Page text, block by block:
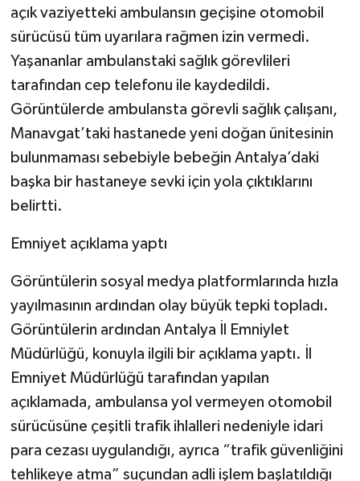
açık vaziyetteki ambulansın geçişine otomobil
sürücüsü tüm uyarılara rağmen izin vermedi.
Yaşananlar ambulanstaki sağlık görevlileri
tarafından cep telefonu ile kaydedildi.
Görüntülerde ambulansta görevli sağlık çalışanı,
Manavgat’taki hastanede yeni doğan ünitesinin
bulunmaması sebebiyle bebeğin Antalya’daki
başka bir hastaneye sevki için yola çıktıklarını
belirtti.
Emniyet açıklama yaptı
Görüntülerin sosyal medya platformlarında hızla
yayılmasının ardından olay büyük tepki topladı.
Görüntülerin ardından Antalya İl Emniylet
Müdürlüğü, konuyla ilgili bir açıklama yaptı. İl
Emniyet Müdürlüğü tarafından yapılan
açıklamada, ambulansa yol vermeyen otomobil
sürücüsüne çeşitli trafik ihlalleri nedeniyle idari
para cezası uygulandığı, ayrıca “trafik güvenliğini
tehlikeye atma” suçundan adli işlem başlatıldığı